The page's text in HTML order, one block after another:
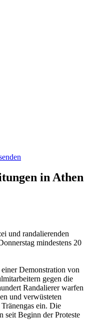
in Athen
und randalierenden
mindestens 20
Demonstration von
gegen die
Randalierer warfen
und verwüsteten
ein. Die
seit Beginn der Proteste